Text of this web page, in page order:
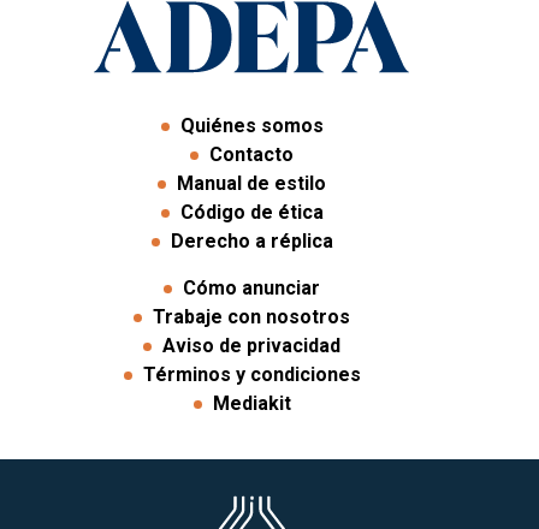
Quiénes somos
Contacto
Manual de estilo
Código de ética
Derecho a réplica
Cómo anunciar
Trabaje con nosotros
Aviso de privacidad
Términos y condiciones
Mediakit